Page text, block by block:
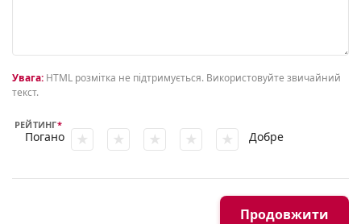
Увага: HTML розмітка не підтримується. Використовуйте звичайний
текст.
РЕЙТИНГ
Погано Добре
Продовжити